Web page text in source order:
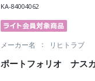
KA-84004062
ポートフォリオ ナ
メーカー名 リヒトラブ